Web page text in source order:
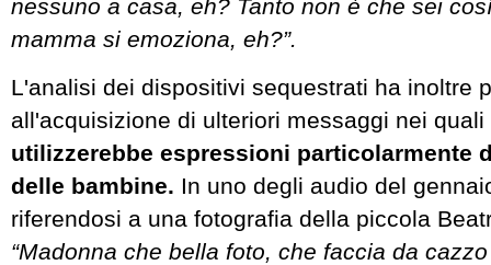
nessuno a casa, eh? Tanto non è che sei
mamma si emoziona, eh?”.
L'analisi dei dispositivi sequestrati ha inoltre
all'acquisizione di ulteriori messaggi nei quali
utilizzerebbe espressioni particolarmente
delle bambine. In uno degli audio del
riferendosi a una fotografia della piccola
“Madonna che bella foto, che faccia da